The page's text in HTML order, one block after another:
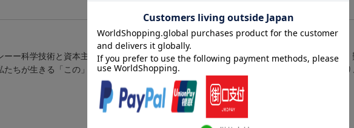
ー科学技術と資本主義によって規定された産業社会の謎に挑んだふたりの社会学の巨人。
ちが生きる「この」「社会」とは何なのかという問いを更新する。社会学の到達点であ